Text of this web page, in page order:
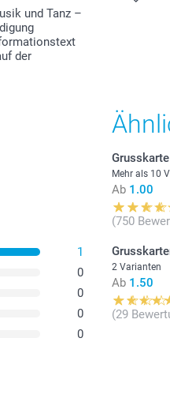
und Tanz –
der
1:
2:
3:
1 - 4
5 - 9
10 - 19
20 - 29
30+
1
0
0
0
0
Grusskarte
Mehr als 10
Ab 1.00
(750
2 Varianten
Ab 1.50
(29